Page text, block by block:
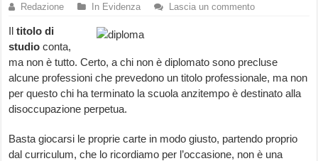
Redazione In Evidenza Lascia un commento
Iltitolo di
studio conta,
ma non è tutto. Certo, a chi non è diplomato sono precluse
alcune professioni che prevedono un titolo professionale, ma non
per questo chi ha terminato la scuola anzitempo è destinato alla
disoccupazione perpetua.
Basta giocarsi le proprie carte in modo giusto, partendo proprio
dal curriculum, che lo ricordiamo per l’occasione, non è una